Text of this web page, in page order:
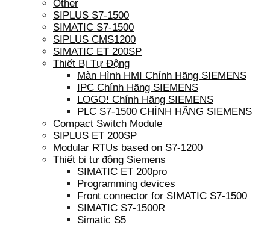
Other
SIPLUS S7-1500
SIMATIC S7-1500
SIPLUS CMS1200
SIMATIC ET 200SP
Thiết Bị Tự Động
Màn Hình HMI Chính Hãng SIEMENS
IPC Chính Hãng SIEMENS
LOGO! Chính Hãng SIEMENS
PLC S7-1500 CHÍNH HÃNG SIEMENS
Compact Switch Module
SIPLUS ET 200SP
Modular RTUs based on S7-1200
Thiết bị tự động Siemens
SIMATIC ET 200pro
Programming devices
Front connector for SIMATIC S7-1500
SIMATIC S7-1500R
Simatic S5